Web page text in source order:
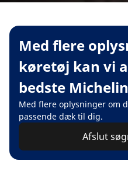
Med flere
køretøj kan vi
bedste
Med flere oplysninger om
passende dæk til dig.
Afslut